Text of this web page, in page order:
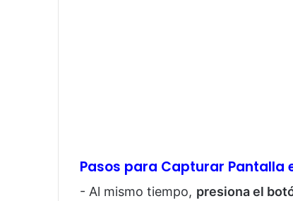
Pasos para Capturar Pantalla
- Al mismo tiempo, presiona el